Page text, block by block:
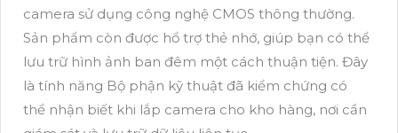
camera sử dụng công nghệ CMOS thông thường.
Sản phẩm còn được hổ trợ thẻ nhớ, giúp bạn có thể
lưu trữ hình ảnh ban đêm một cách thuận tiện. Đây
là tính năng Bộ phận kỹ thuật đã kiểm chứng có
thể nhận biết khi lắp camera cho kho hàng, nơi cần